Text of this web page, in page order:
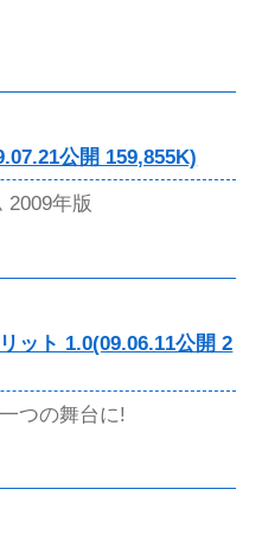
公開 159,855K)
2009年版
ット 1.0(09.06.11公開 2
つの舞台に!